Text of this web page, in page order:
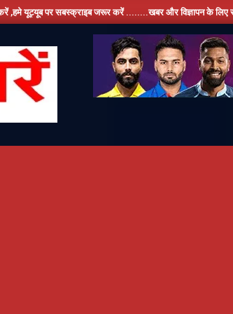
जरूर करें ........खबर और विज्ञापन के लिए संपर्क करें - +